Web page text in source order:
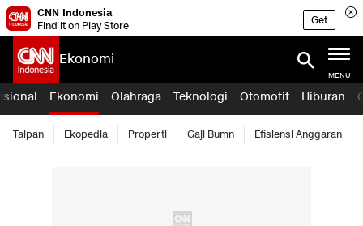
CNN Indonesia
Find it on Play Store
Get
Ekonomi
MENU
Ekonomi Olahraga Teknologi Otomotif Hiburan
Taipan Ekopedia Properti Gaji Bumn Efisiensi Anggaran